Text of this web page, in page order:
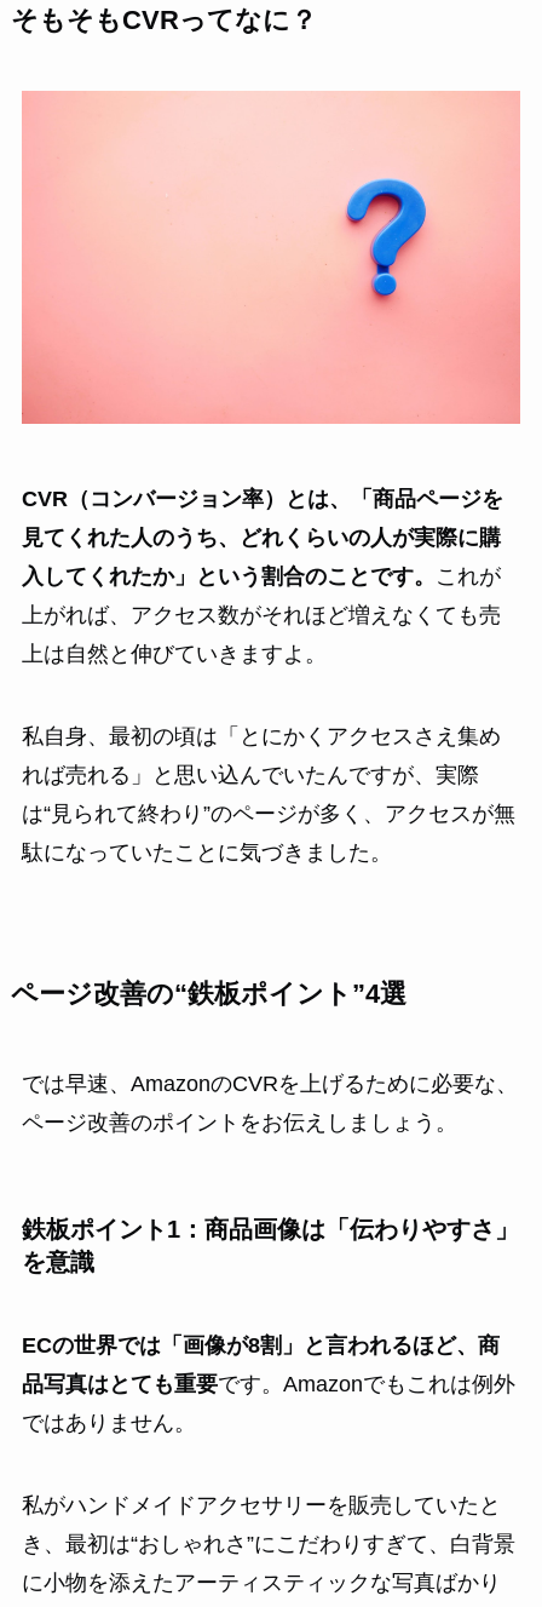
そもそもCVRってなに？
CVR（コンバージョン率）とは、「商品ページを
見てくれた人のうち、どれくらいの人が実際に購
入してくれたか」という割合のことです。
これが
上がれば、アクセス数がそれほど増えなくても売
上は自然と伸びていきますよ。
私自身、最初の頃は「とにかくアクセスさえ集め
れば売れる」と思い込んでいたんですが、実際
は“見られて終わり”のページが多く、アクセスが無
駄になっていたことに気づきました。
ページ改善の“鉄板ポイント”4選
では早速、AmazonのCVRを上げるために必要な、
ページ改善のポイントをお伝えしましょう。
鉄板ポイント1：商品画像は「伝わりやすさ」
を意識
ECの世界では「画像が8割」と言われるほど、商
品写真はとても重要です。Amazonでもこれは例外
ではありません。
私がハンドメイドアクセサリーを販売していたと
き、最初は“おしゃれさ”にこだわりすぎて、白背景
に小物を添えたアーティスティックな写真ばかり